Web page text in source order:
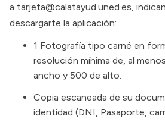
a tarjeta@calatayud.uned.es ,
descargarte la aplicación:
1 Fotografía tipo carné en
resolución mínima de, al
ancho y 500 de alto.
Copia escaneada de su
identidad (DNI, Pasaporte,